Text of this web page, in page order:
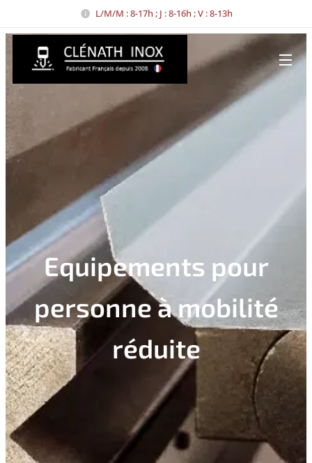
L/M/M : 8-17h ; J : 8-16h ; V : 8-13h
Equipements pour
personne à mobilité
réduite